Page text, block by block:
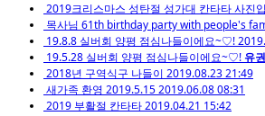
2019크리스마스 성탄절 성가대 칸타타 사진
목사님 61th birthday party with people's
19.8.8 실버회 양평 점심나들이에요~♡!
19.5.28 실버회 양평 점심나들이에요~♡! 유
2018년 구역식구 나들이 2019.08.23 21:49
새가족 환영 2019.5.152019.06.08 08:31
2019 부활절 칸타타2019.04.21 15:42